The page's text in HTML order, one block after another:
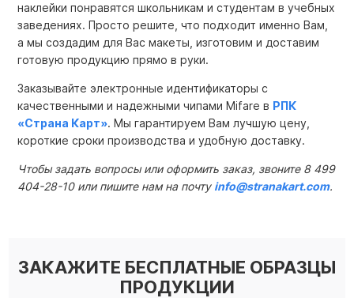
наклейки понравятся школьникам и студентам в учебных
заведениях. Просто решите, что подходит именно Вам,
а мы создадим для Вас макеты, изготовим и доставим
готовую продукцию прямо в руки.
Заказывайте электронные идентификаторы с
качественными и надежными чипами Mifare в РПК
«Страна Карт». Мы гарантируем Вам лучшую цену,
короткие сроки производства и удобную доставку.
Чтобы задать вопросы или оформить заказ, звоните 8 499
404-28-10 или пишите нам на почту info@stranakart.com.
ЗАКАЖИТЕ БЕСПЛАТНЫЕ ОБРАЗЦЫ
ПРОДУКЦИИ